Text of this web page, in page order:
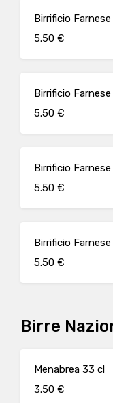
Birrificio
5.50 €
Birrificio
5.50 €
Birrificio
5.50 €
Birrificio
5.50 €
Birre
Menabrea 33 cl
3.50 €